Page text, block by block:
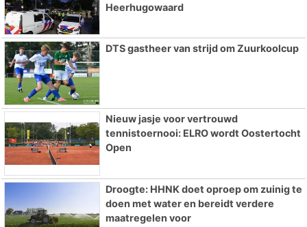
Heerhugowaard
DTS gastheer van strijd om Zuurkoolcup
Nieuw jasje voor vertrouwd
tennistoernooi: ELRO wordt Oostertocht
Open
Droogte: HHNK doet oproep om zuinig te
doen met water en bereidt verdere
maatregelen voor